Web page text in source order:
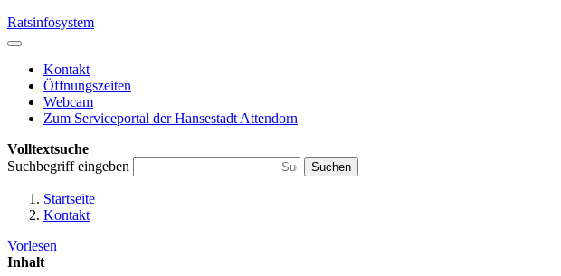
Ratsinfosystem
Kontakt
Öffnungszeiten
Webcam
Zum Serviceportal der Hansestadt Attendorn
Volltextsuche
Suchbegriff eingeben
Suchen
Startseite
Kontakt
Vorlesen
Inhalt